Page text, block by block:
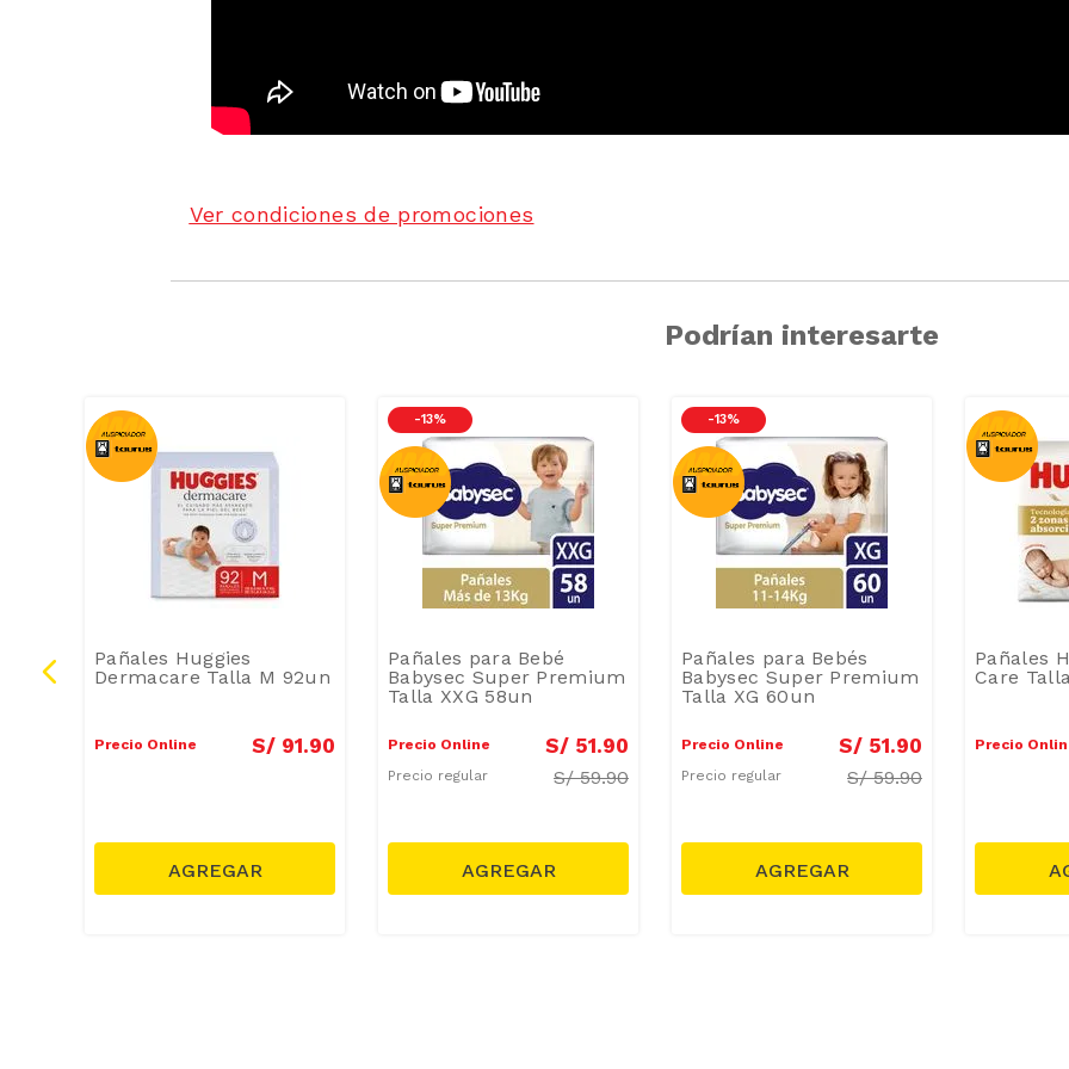
Ver condiciones de promociones
Podrían interesarte
Pañales Huggies
Dermacare Talla M 92un
Precio Online S/ 91.90
-13 %
Pañales para Bebé
Babysec Super Premium
Talla XXG 58un
Precio Online S/ 51.90
Precio regular S/59.90
-13 %
Pañales para Bebés
Babysec Super Premium
Talla XG 60un
Precio Online S/ 51.90
Precio regular S/59.90
Pañales
Care
Precio